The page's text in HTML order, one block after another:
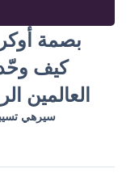
بصمة
كيف
العالمين
سيرهي